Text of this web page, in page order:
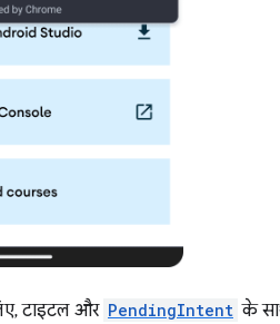
टाइटल और PendingIntent के